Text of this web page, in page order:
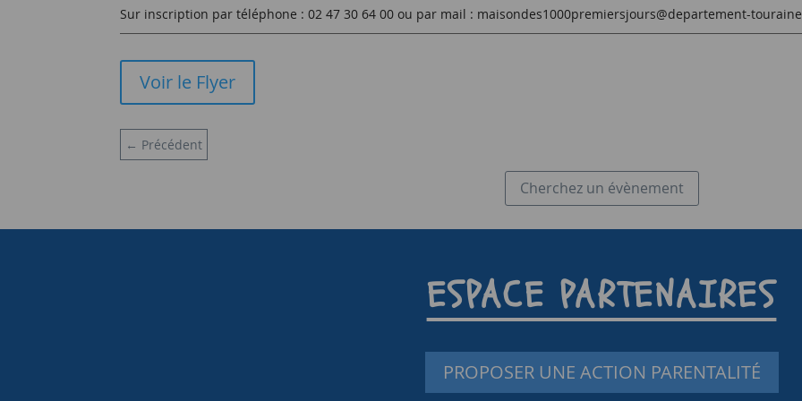
Sur inscription par téléphone : 02 47 30 64 00 ou par mail : maisondes1000premiersjours@departement-
Voir le Flyer
← Précédent
Cherchez un évènement
ESPACE PARTENAIRES
PROPOSER UNE ACTION PARENTALITÉ